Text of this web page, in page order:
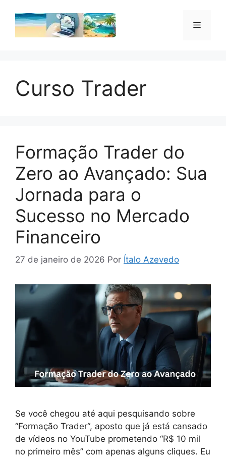
para
Menu
Curso Trader
Formação Trader do
Zero ao Avançado: Sua
Jornada para o
Sucesso no Mercado
Financeiro
27 de janeiro de 2026 Por Ítalo Azevedo
Se você chegou até aqui pesquisando sobre
“Formação Trader“, aposto que já está cansado
de vídeos no YouTube prometendo “R$ 10 mil
no primeiro mês” com apenas alguns cliques. Eu